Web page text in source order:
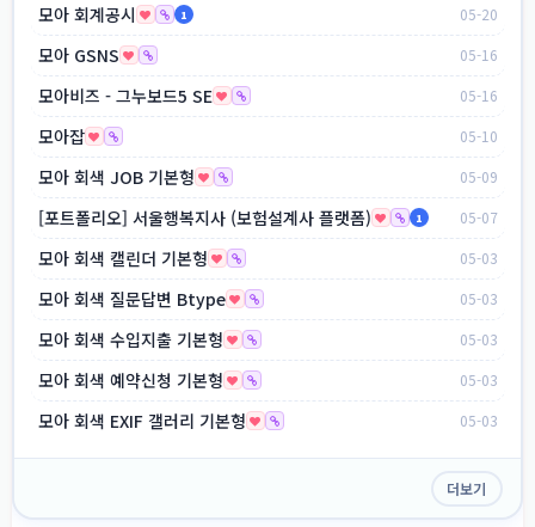
모아 회계공시 1 05-20
모아 GSNS 05-16
모아비즈 - 그누보드5 SE 05-16
모아잡 05-10
모아 회색 JOB 기본형 05-09
[포트폴리오] 서울행복지사 (보험설계사 플랫폼) 1 05-07
모아 회색 캘린더 기본형 05-03
모아 회색 질문답변 Btype 05-03
모아 회색 수입지출 기본형 05-03
모아 회색 예약신청 기본형 05-03
모아 회색 EXIF 갤러리 기본형 05-03
더보기